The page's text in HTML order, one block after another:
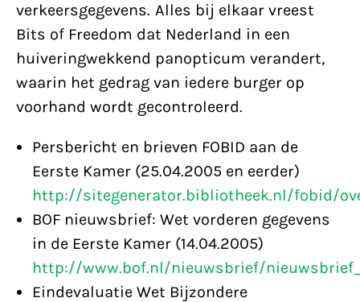
verkeersgegevens. Alles bij elkaar vreest
Bits of Freedom dat Nederland in een
huiveringwekkend panopticum verandert,
waarin het gedrag van iedere burger op
voorhand wordt gecontroleerd.
Persbericht en brieven FOBID aan de
Eerste Kamer (25.04.2005 en eerder)
http://sitegenerator.bibliotheek.nl/fobid/
BOF nieuwsbrief: Wet vorderen gegevens
in de Eerste Kamer (14.04.2005)
http://www.bof.nl/nieuwsbrief/
Eindevaluatie Wet Bijzondere